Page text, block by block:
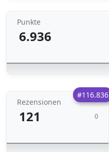
Punkte
6.936
#116.836
Rezensionen
121 0